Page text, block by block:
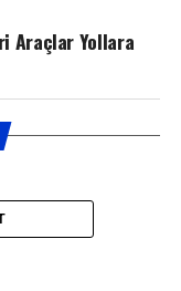
Araçlar Yollara